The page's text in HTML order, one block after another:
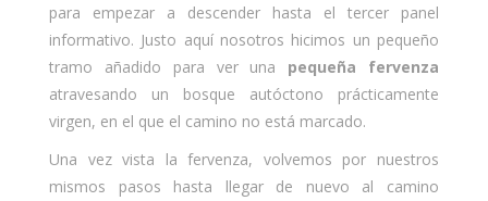
para empezar a descender hasta el tercer panel
informativo. Justo aquí nosotros hicimos un pequeño
tramo añadido para ver una pequeña fervenza
atravesando un bosque autóctono prácticamente
virgen, en el que el camino no está marcado.
Una vez vista la fervenza, volvemos por nuestros
mismos pasos hasta llegar de nuevo al camino